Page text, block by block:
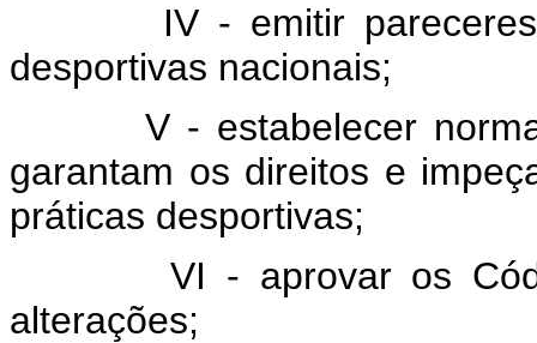
IV - emitir pareceres e
desportivas nacionais;
V - estabelecer normas,
garantam os direitos e
práticas desportivas;
VI - aprovar os
alterações;